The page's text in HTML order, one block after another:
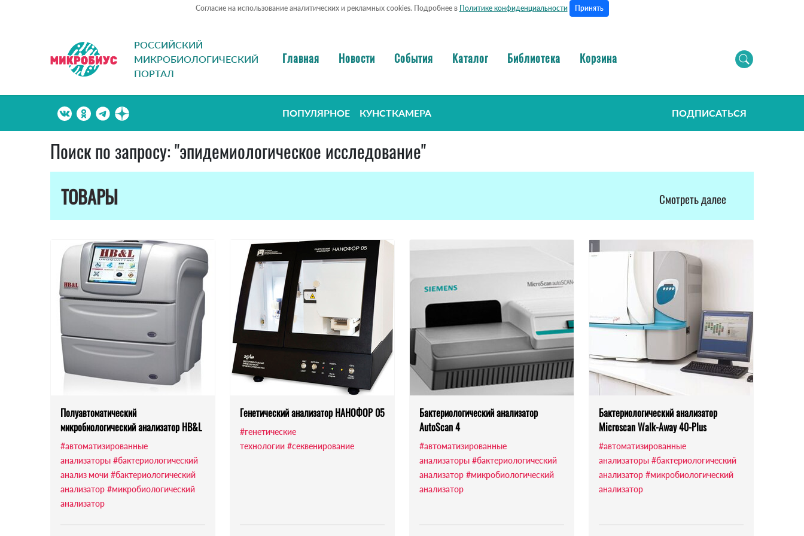
Согласие на использование аналитических и рекламных cookies. Подробнее в Политике конфиденциальности Принять
РОССИЙСКИЙ
МИКРОБИОЛОГИЧЕСКИЙ
ПОРТАЛ
Главная Новости События Каталог Библиотека Корзина
ПОПУЛЯРНОЕ КУНСТКАМЕРА ПОДПИСАТЬСЯ
Поиск по запросу: "эпидемиологическое исследование"
ТОВАРЫ
Смотреть далее
Полуавтоматический
микробиологический анализатор HB&L
#автоматизированные
анализаторы #бактериологический
анализ мочи #бактериологический
анализатор #микробиологический
анализатор
Генетический анализатор НАНОФОР 05
#генетические
технологии #секвенирование
Бактериологический анализатор
AutoScan 4
#автоматизированные
анализаторы #бактериологический
анализатор #микробиологический
анализатор
Бактериологический анализатор
Microscan Walk-Away 40-Plus
#автоматизированные
анализаторы #бактериологический
анализатор #микробиологический
анализатор